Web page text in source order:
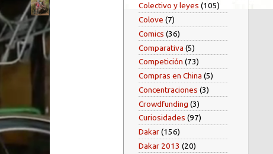
Colectivo y leyes (105)
Colove (7)
Comics (36)
Comparativa (5)
Competición (73)
Compras en China (5)
Concentraciones (3)
Crowdfunding (3)
Curiosidades (97)
Dakar(156)
Dakar 2013 (20)